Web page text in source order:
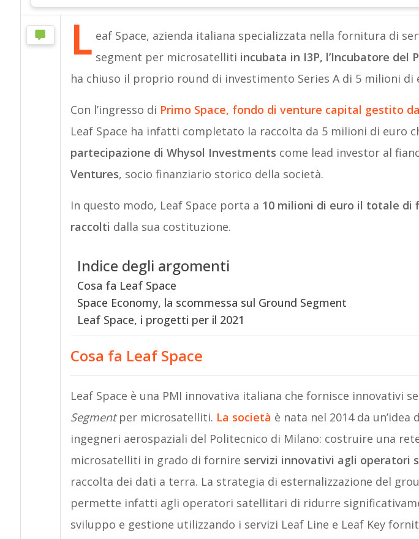
L eaf Space, azienda italiana specializzata nella fornitura di
segment per microsatelliti incubata in I3P, l’Incubatore del
ha chiuso il proprio round di investimento Series A di 5 milioni di
Con l’ingresso di Primo Space, fondo di venture capital gestito
Leaf Space ha infatti completato la raccolta da 5 milioni di euro
partecipazione di Whysol Investments come lead investor al
Ventures, socio finanziario storico della società.
In questo modo, Leaf Space porta a 10 milioni di euro il totale di
raccolti dalla sua costituzione.
Indice degli argomenti
Cosa fa Leaf Space
Space Economy, la scommessa sul Ground Segment
Leaf Space, i progetti per il 2021
Cosa fa Leaf Space
Leaf Space è una PMI innovativa italiana che fornisce innovativi
Segmentper microsatelliti. La società è nata nel 2014 da
ingegneri aerospaziali del Politecnico di Milano: costruire una
microsatelliti in grado di fornire servizi innovativi agli operatori
raccolta dei dati a terra. La strategia di esternalizzazione del
permette infatti agli operatori satellitari di ridurre
sviluppo e gestione utilizzando i servizi Leaf Line e Leaf Key